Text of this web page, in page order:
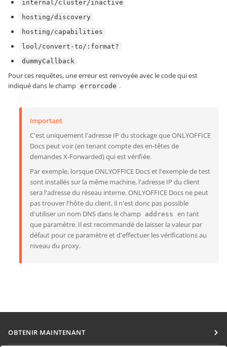
internal/cluster/inactive
hosting/discovery
hosting/capabilities
lool/convert-to/:format?
dummyCallback
Pour ces requêtes, une erreur est renvoyée avec le code qui est
indiqué dans le champ errorcode .
Important
C'est uniquement l'adresse IP du stockage que ONLYOFFICE
Docs peut voir (en tenant compte des en-têtes de
demandes X-Forwarded) qui est vérifiée.
Par exemple, lorsque ONLYOFFICE Docs et l'exemple de test
sont installés sur la même machine, l'adresse IP du client
sera l'adresse du réseau interne. ONLYOFFICE Docs ne peut
pas trouver l'hôte du client, il n'est donc pas possible
d'utiliser un nom DNS dans le champ address en tant
que paramètre. Il est recommandé de laisser la valeur par
défaut pour ce paramètre et d'effectuer les vérifications au
niveau du proxy.
OBTENIR MAINTENANT